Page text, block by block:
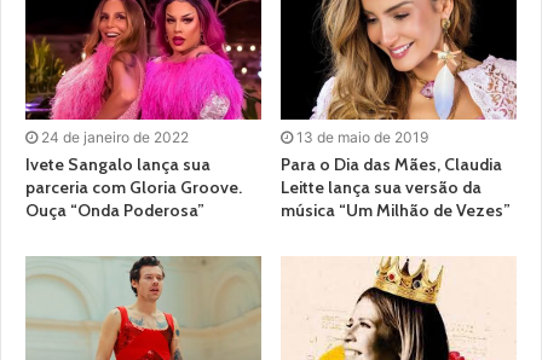
24 de janeiro de 2022
Ivete Sangalo lança sua
parceria com Gloria Groove.
Ouça “Onda Poderosa”
13 de maio de 2019
Para o Dia das Mães, Claudia
Leitte lança sua versão da
música “Um Milhão de Vezes”